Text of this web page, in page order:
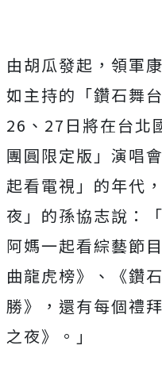
由胡瓜發起，領軍
如主持的「鑽石舞
26 、 27 日將在台北
團圓限定版」演唱
起看電視」的年代
夜」的孫協志說：
阿媽一起看綜藝節
曲龍虎榜》、《鑽
勝》，還有每個禮
之夜》。」